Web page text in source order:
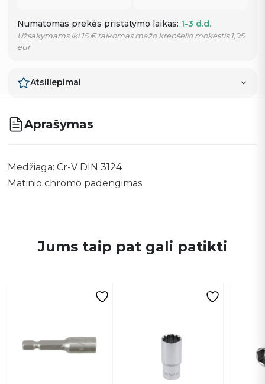
Numatomas prekės pristatymo laikas: 1-3 d.d.
Užsakymams iki 15 € taikomas mažo krepšelio mokestis 1,95
eur
Atsiliepimai
Aprašymas
Medžiaga: Cr-V DIN 3124
Matinio chromo padengimas
Jums taip pat gali patikti